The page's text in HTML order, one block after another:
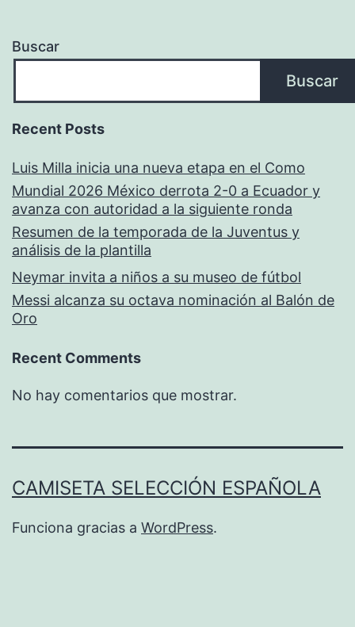
Buscar
Buscar
Recent Posts
Luis Milla inicia una nueva etapa en el Como
Mundial 2026 México derrota 2-0 a Ecuador y
avanza con autoridad a la siguiente ronda
Resumen de la temporada de la Juventus y
análisis de la plantilla
Neymar invita a niños a su museo de fútbol
Messi alcanza su octava nominación al Balón de
Oro
Recent Comments
No hay comentarios que mostrar.
CAMISETA SELECCIÓN ESPAÑOLA
Funciona gracias a WordPress.